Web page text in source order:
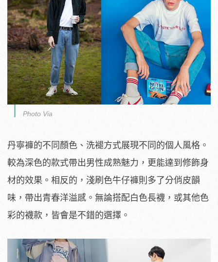
Photo Via
丹寧褲的不同顏色、洗褪方式展現不同的個人風格。
較為深色的款式帶出男性成熟魅力，更能達到修飾身
材的效果。相反的，淺刷色牛仔褲則多了分俏皮韻
味，帶出青春洋溢感。無論搭配白色長襪，或其他色
彩的襪款，皆會是不錯的選擇。